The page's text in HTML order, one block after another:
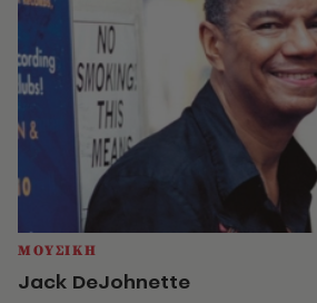
ΜΟΥΣΙΚΗ
Jack DeJohnette